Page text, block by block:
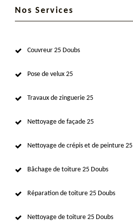
Nos Services
Couvreur 25 Doubs
Pose de velux 25
Travaux de zinguerie 25
Nettoyage de façade 25
Nettoyage de crépis et de peinture 25
Bâchage de toiture 25 Doubs
Réparation de toiture 25 Doubs
Nettoyage de toiture 25 Doubs